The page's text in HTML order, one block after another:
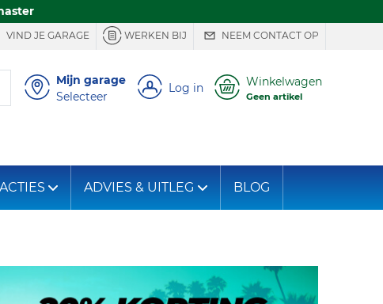
VIND JE GARAGE WERKEN BIJ NEEM CONTACT OP
Mijn garage
Selecteer
Log in Winkelwagen
Geen artikel
ACTIES ADVIES & UITLEG BLOG